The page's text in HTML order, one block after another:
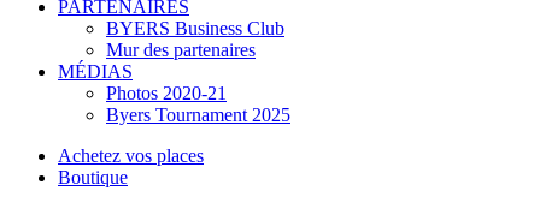
PARTENAIRES
BYERS Business Club
Mur des partenaires
MÉDIAS
Photos 2020-21
Byers Tournament 2025
Achetez vos places
Boutique